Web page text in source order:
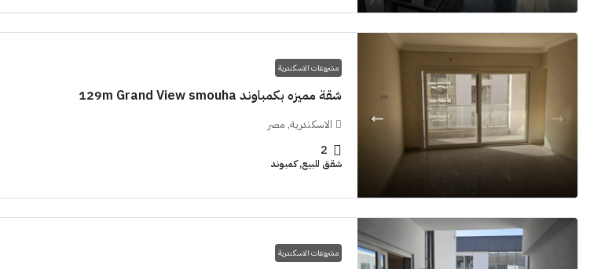
مشروعات الاسكندرية
شقة مميزه بكمباوند 129m Grand View smouha
الاسكندرية, مصر
2
شقق للبيع, كمبوند
مشروعات الاسكندرية